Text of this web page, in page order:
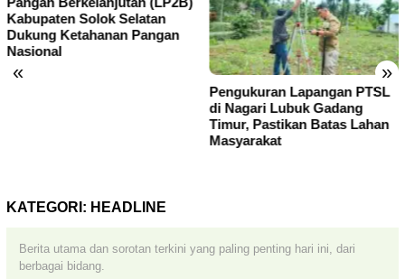
« »
Peninjauan Lapangan
Pertimbangan Teknis
Pertanahan di Nagari Lubuk
Gadang Selatan Jamin
KATEGORI: HEADLINE
Berita utama dan sorotan terkini yang paling penting hari ini, dari
berbagai bidang.